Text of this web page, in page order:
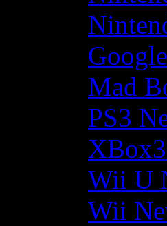
Mad
PS3
Wii U
Wii